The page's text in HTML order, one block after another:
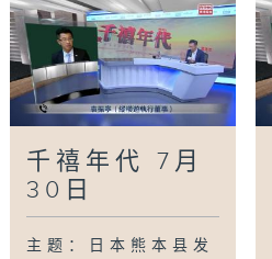
千禧年代 7月
30日
主题：日本熊本县发